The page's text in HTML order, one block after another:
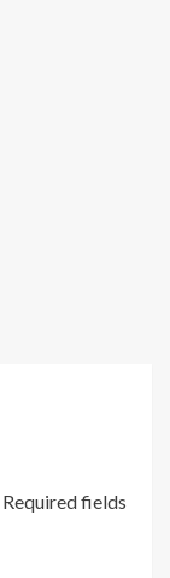
Required fields